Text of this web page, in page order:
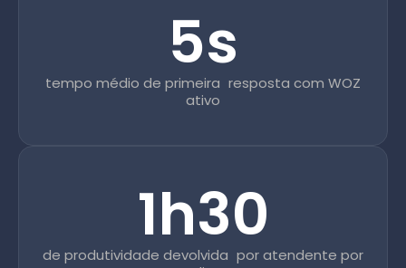
5s
tempo médio de primeira resposta com WOZ
ativo
1h30
de produtividade devolvida por atendente por